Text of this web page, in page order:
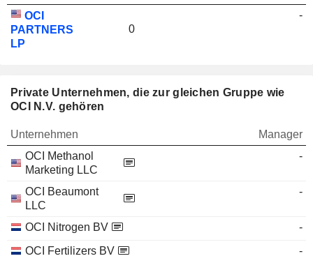
OCI
PARTNERS
LP
0
-
Private Unternehmen, die zur gleichen Gruppe wie
OCI N.V. gehören
Unternehmen
Manager
OCI Methanol
Marketing LLC
-
OCI Beaumont
LLC
-
OCI Nitrogen BV
-
OCI Fertilizers BV
-